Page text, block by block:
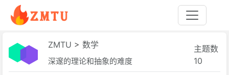
ZMTU > 数学
深邃的理论和抽象的难度
主题数
10